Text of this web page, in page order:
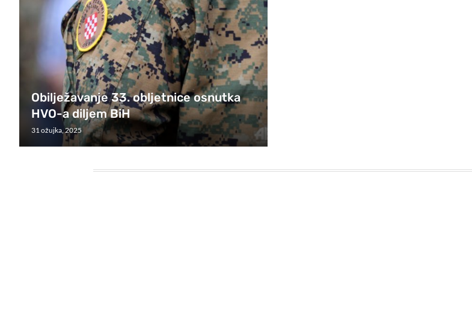
Obilježavanje 33. obljetnice osnutka
HVO-a diljem BiH
31 ožujka, 2025